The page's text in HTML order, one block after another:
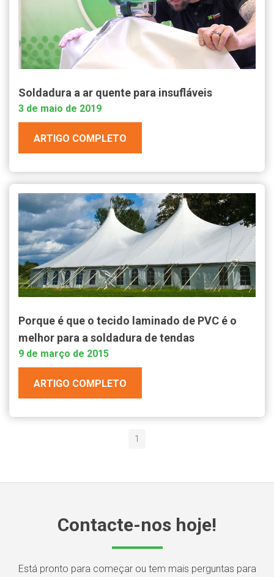
Soldadura a ar quente para insufláveis
3 de maio de 2019
ARTIGO COMPLETO
Porque é que o tecido laminado de PVC é o
melhor para a soldadura de tendas
9 de março de 2015
ARTIGO COMPLETO
1
Contacte-nos hoje!
Está pronto para começar ou tem mais perguntas para